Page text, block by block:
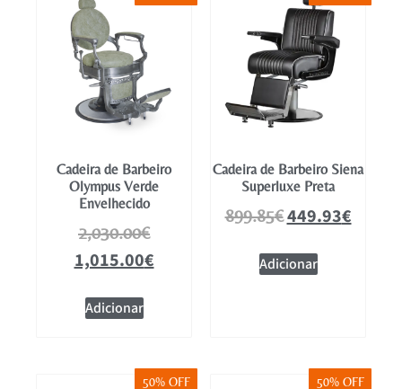
Cadeira de Barbeiro
Olympus Verde
Envelhecido
2,030.00€
1,015.00€
Adicionar
Cadeira de Barbeiro Siena
Superluxe Preta
899.85€449.93€
Adicionar
50% OFF 50% OFF